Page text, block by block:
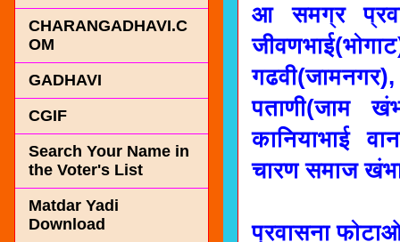
आ समग्र
गढवी(जामनगर),
पताणी(जाम
कानियाभाई
चारण समाज
प्रवासना
CHARANGADHAVI.C
OM
GADHAVI
CGIF
Search Your Name in
the Voter's List
Matdar Yadi
Download